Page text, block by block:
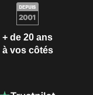
+ de 20 ans
à vos côtés